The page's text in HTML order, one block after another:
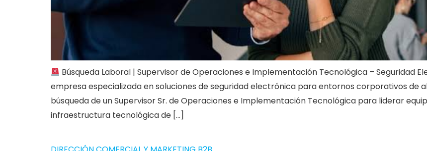
Búsqueda Laboral | Supervisor de Operaciones e Implementación Tecnológica – Seguridad
empresa especializada en soluciones de seguridad electrónica para entornos corporativos de
búsqueda de un Supervisor Sr. de Operaciones e Implementación Tecnológica para liderar
infraestructura tecnológica de […]